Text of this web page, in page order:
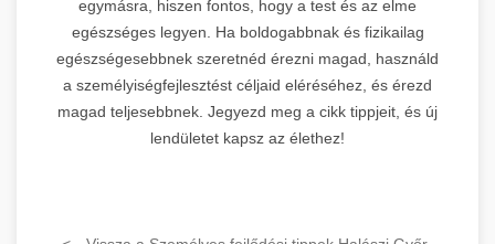
egymásra, hiszen fontos, hogy a test és az elme
egészséges legyen. Ha boldogabbnak és fizikailag
egészségesebbnek szeretnéd érezni magad, használd
a személyiségfejlesztést céljaid eléréséhez, és érezd
magad teljesebbnek. Jegyezd meg a cikk tippjeit, és új
lendületet kapsz az élethez!